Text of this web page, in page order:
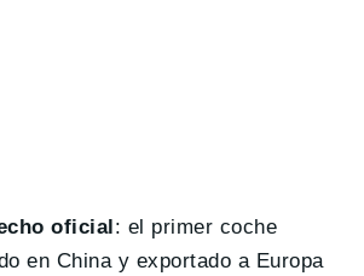
oficial: el primer coche
en China y exportado a Europa